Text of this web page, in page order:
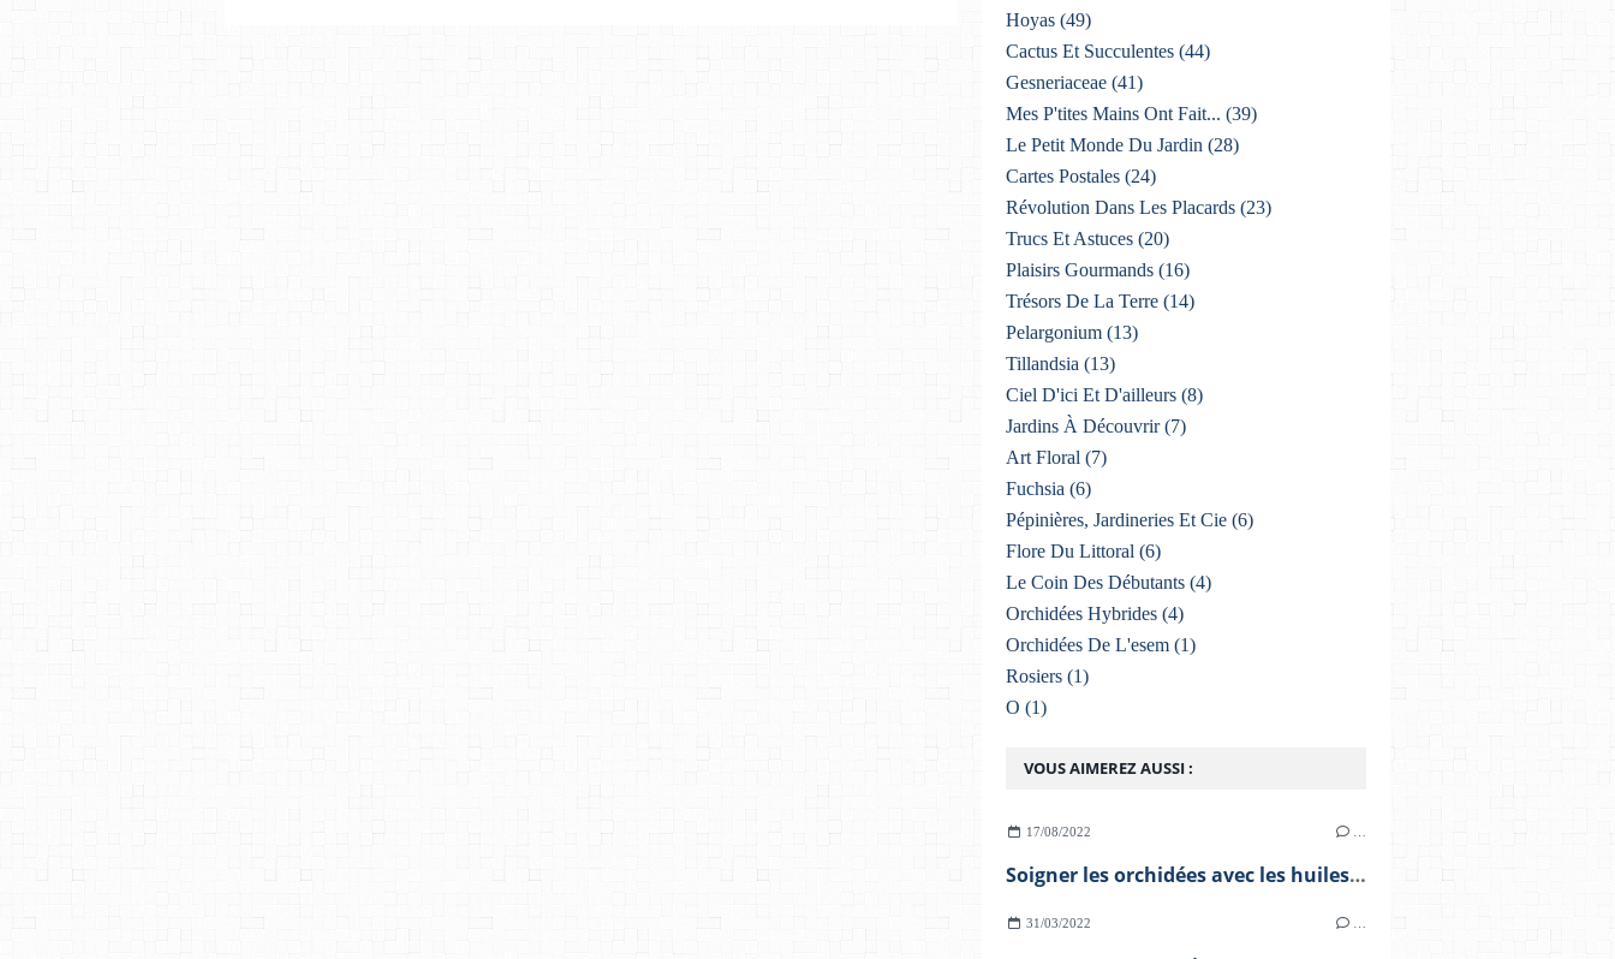
VOUS AIMEREZ AUSSI :
17/08/2022
Soigner les orchidées avec les huiles essentielles
31/03/2022
Hoyas (49)
Cactus Et Succulentes (44)
Gesneriaceae (41)
Mes P'tites Mains Ont Fait... (39)
Le Petit Monde Du Jardin (28)
Cartes Postales (24)
Révolution Dans Les Placards (23)
Trucs Et Astuces (20)
Plaisirs Gourmands (16)
Trésors De La Terre (14)
Pelargonium (13)
Tillandsia (13)
Ciel D'ici Et D'ailleurs (8)
Jardins À Découvrir(7)
Art Floral (7)
Fuchsia (6)
Pépinières, Jardineries Et Cie (6)
Flore Du Littoral (6)
Le Coin Des Débutants (4)
Orchidées Hybrides (4)
Orchidées De L'esem (1)
Rosiers (1)
O (1)